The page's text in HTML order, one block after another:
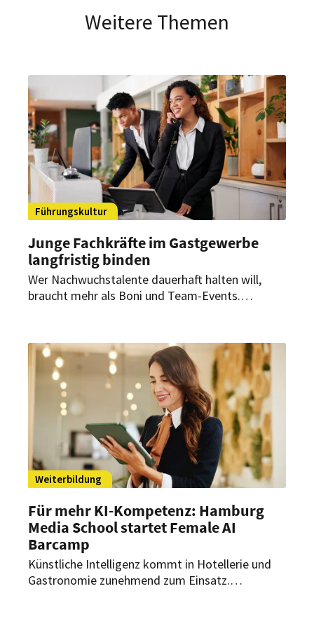
Weitere Themen
Führungskultur
Junge Fachkräfte im Gastgewerbe
langfristig binden
Wer Nachwuchstalente dauerhaft halten will,
braucht mehr als Boni und Team-Events.
Führungsstil, der Verantwortung ermöglicht,
ohne notwendige Regeln auszublenden.
Weiterbildung
Für mehr KI-Kompetenz: Hamburg
Media School startet Female AI
Barcamp
Künstliche Intelligenz kommt in Hotellerie und
Gastronomie zunehmend zum Einsatz.